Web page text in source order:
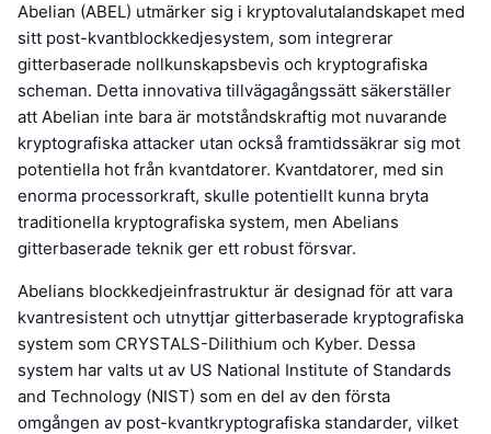
Abelian (ABEL) utmärker sig i kryptovalutalandskapet med
sitt post-kvantblockkedjesystem, som integrerar
gitterbaserade nollkunskapsbevis och kryptografiska
scheman. Detta innovativa tillvägagångssätt säkerställer
att Abelian inte bara är motståndskraftig mot nuvarande
kryptografiska attacker utan också framtidssäkrar sig mot
potentiella hot från kvantdatorer. Kvantdatorer, med sin
enorma processorkraft, skulle potentiellt kunna bryta
traditionella kryptografiska system, men Abelians
gitterbaserade teknik ger ett robust försvar.
Abelians blockkedjeinfrastruktur är designad för att vara
kvantresistent och utnyttjar gitterbaserade kryptografiska
system som CRYSTALS-Dilithium och Kyber. Dessa
system har valts ut av US National Institute of Standards
and Technology (NIST) som en del av den första
omgången av post-kvantkryptografiska standarder, vilket